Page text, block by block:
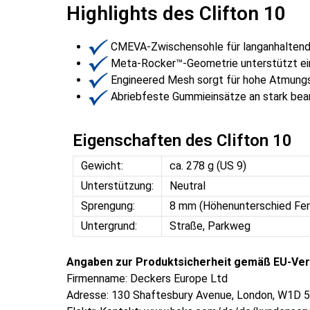
Highlights des Clifton 10
CMEVA-Zwischensohle für
Meta-Rocker™-Geometrie unterstützt
Engineered Mesh sorgt für hohe
Abriebfeste Gummieinsätze an stark
Eigenschaften des Clifton 10
Gewicht:
ca. 278 g (US 9)
Unterstützung:
Neutral
Sprengung:
8 mm (Höhenunterschied
Untergrund:
Straße, Parkweg
Angaben zur Produktsicherheit gemäß EU-
Firmenname: Deckers Europe Ltd
Adresse: 130 Shaftesbury Avenue, London, W1D